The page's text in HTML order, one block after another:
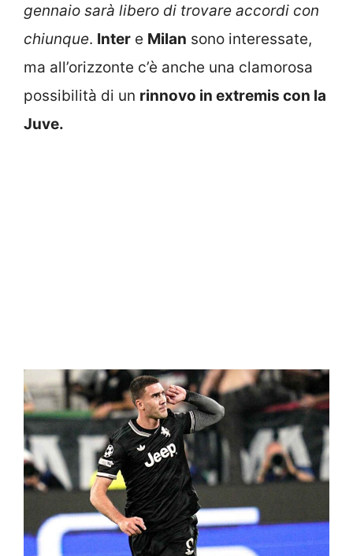
gennaio sarà libero di trovare accordi con
chiunque. Inter e Milan sono interessate,
ma all’orizzonte c’è anche una clamorosa
possibilità di un rinnovo in extremis con la
Juve.